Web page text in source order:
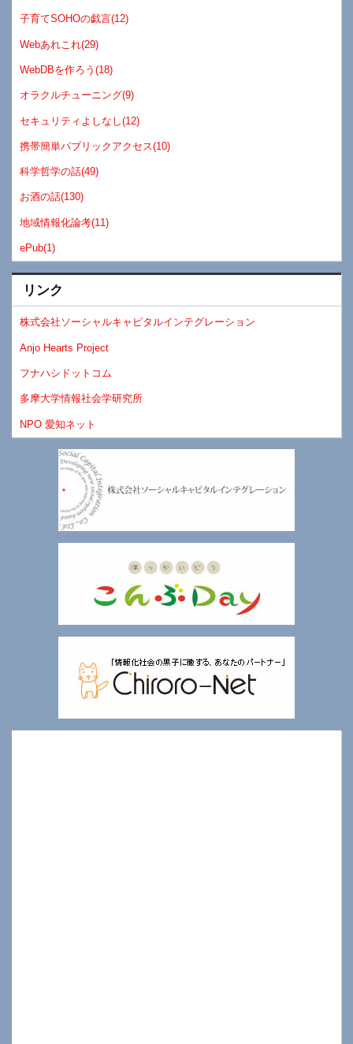
子育てSOHOの戯言(12)
Webあれこれ(29)
WebDBを作ろう(18)
オラクルチューニング(9)
セキュリティよしなし(12)
携帯簡単パブリックアクセス(10)
科学哲学の話(49)
お酒の話(130)
地域情報化論考(11)
ePub(1)
リンク
株式会社ソーシャルキャピタルインテグレーション
Anjo Hearts Project
フナハシドットコム
多摩大学情報社会学研究所
NPO 愛知ネット